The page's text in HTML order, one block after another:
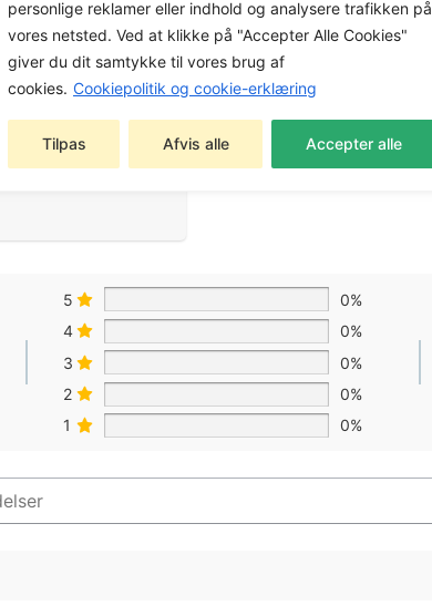
personlige reklamer eller indhold og analysere trafikken på
vores netsted. Ved at klikke på "Accepter Alle Cookies"
giver du dit samtykke til vores brug af
cookies. Cookiepolitik og cookie-erklæring
Tilpas Afvis alle Accepter alle
5
0%
4
0%
3
0%
2
0%
1
0%